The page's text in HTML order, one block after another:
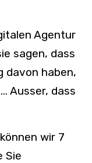
Agentur
sagen, dass
davon haben,
Ausser, dass
wir 7
Sie